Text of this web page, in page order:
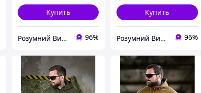
Купить
Розумний Вибір 96%
Купить
Розумний Вибір 96%